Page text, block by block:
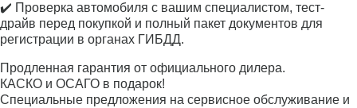
✔️ Проверка автомобиля с вашим специалистом, тест-
драйв перед покупкой и полный пакет документов для
регистрации в органах ГИБДД.
Продленная гарантия от официального дилера.
КАСКО и ОСАГО в подарок!
Специальные предложения на сервисное обслуживание и